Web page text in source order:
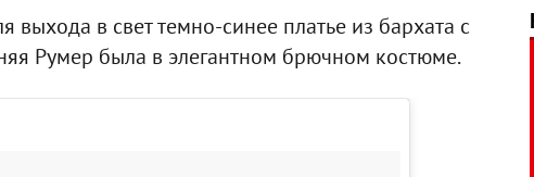
в свет темно-синее платье из бархата с
Румер была в элегантном брючном костюме.